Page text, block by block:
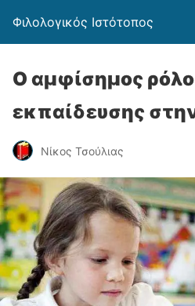
Φιλολογικός Ιστότοπος
Ο αμφίσημος
εκπαίδευσης
Νίκος Τσούλιας